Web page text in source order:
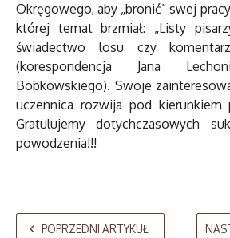
Okręgowego, aby „bronić” swej
której temat brzmiał: „Listy
świadectwo losu czy
(korespondencja Jana
Bobkowskiego). Swoje
uczennica rozwija pod kierunkiem
Gratulujemy dotychczasowych
powodzenia!!!
POPRZEDNI ARTYKUŁ